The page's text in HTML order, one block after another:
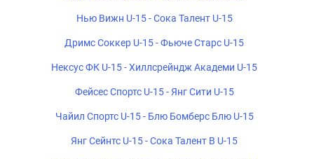
Нью Вижн U-15 - Сока Талент U-15
Дримс Соккер U-15 - Фьюче Старс U-15
Нексус ФК U-15 - Хиллсрейндж Академи U-15
Фейсес Спортс U-15 - Янг Сити U-15
Чайил Спортс U-15 - Блю Бомберс Блю U-15
Янг Сейнтс U-15 - Сока Талент B U-15